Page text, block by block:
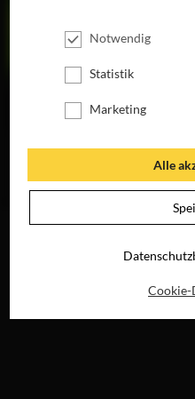
MINDHUNTERS
RAY, DVD &
Notwendig
Statistik
Marketing
Alle
Cookie-